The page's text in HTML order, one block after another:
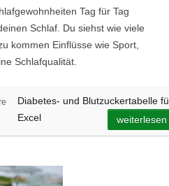
Tag für Tag
Schlaf. Du siehst wie viele
kommen Einflüsse wie Sport,
Schlafqualität.
Diabetes- und Blutzuckertabelle
Excel
weiterlesen